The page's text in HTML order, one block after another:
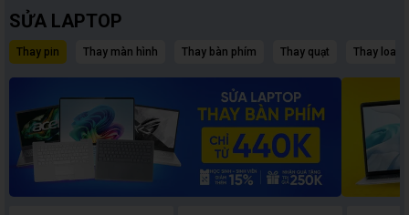
SỬA LAPTOP
Thay pin Thay màn hình Thay bàn phím Thay quạt Thay loa